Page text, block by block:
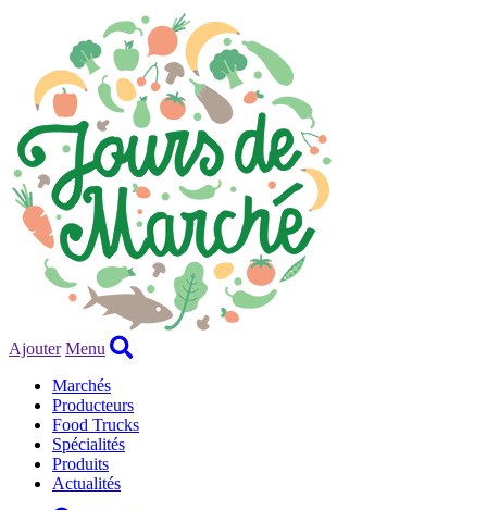
Ajouter Menu
Marchés
Producteurs
Food Trucks
Spécialités
Produits
Actualités